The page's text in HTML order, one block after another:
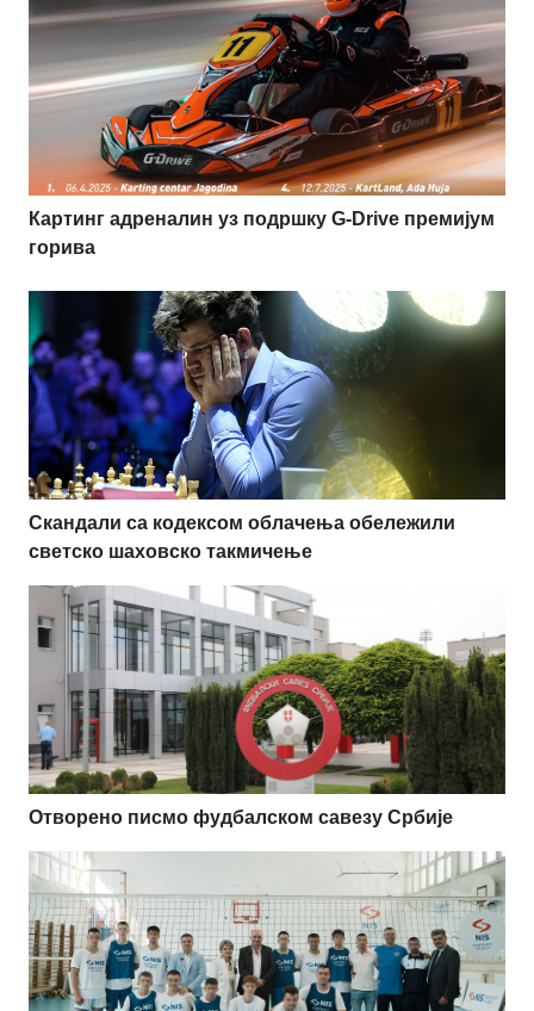
Картинг адреналин уз подршку G-Drive премијум
горива
Скандали са кодексом облачења обележили
светско шаховско такмичење
Отворено писмо фудбалском савезу Србије